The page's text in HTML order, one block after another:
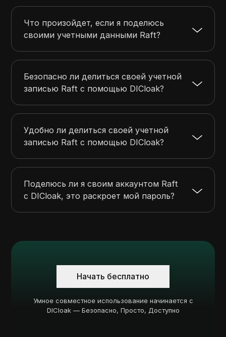
Что произойдет, если я поделюсь
своими учетными данными Raft?
Безопасно ли делиться своей учетной
записью Raft с помощью DICloak?
Удобно ли делиться своей учетной
записью Raft с помощью DICloak?
Поделюсь ли я своим аккаунтом Raft
с DICloak, это раскроет мой пароль?
Начать бесплатно
Умное совместное использование начинается с
DICloak — Безопасно, Просто, Доступно